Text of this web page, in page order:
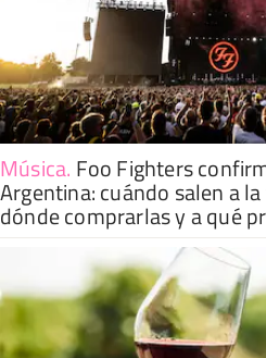
Música. Foo Fighters
Argentina: cuándo salen a
dónde comprarlas y a qué